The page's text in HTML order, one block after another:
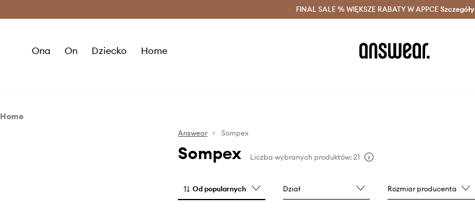
Oszczędzaj z Answear Club > Dostawa nawet w 24h >
FINAL SALE % WIĘKSZE RABATY W APPCE Szczegóły
Ona On Dziecko Home
Home
Answear Sompex
Sompex Liczba wybranych produktów: 21
Od popularnych Dział Rozmiar producenta